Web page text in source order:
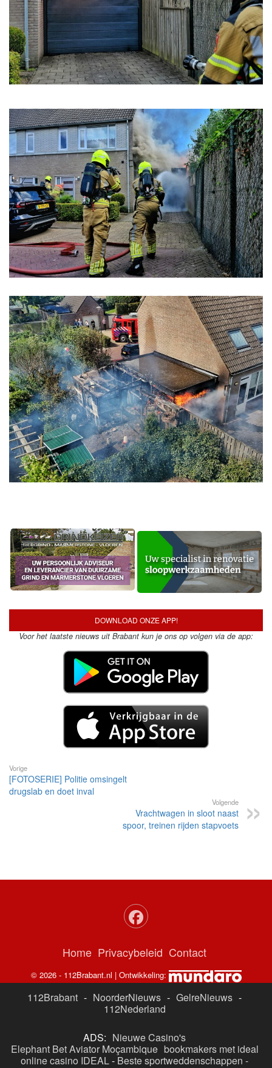
DOWNLOAD ONZE APP!
Voor het laatste nieuws uit Brabant kun je ons op volgen via de app:
Vorige
[FOTOSERIE] Politie omsingelt
drugslab en doet inval
Volgende
Vrachtwagen in sloot naast
spoor, treinen rijden stapvoets
Home Privacybeleid Contact
© 2026 - 112Brabant.nl | Ontwikkeling:
112Brabant - NoorderNieuws - GelreNieuws -
112Nederland
ADS: Nieuwe Casino's
Elephant Bet Aviator Moçambique bookmakers met ideal
online casino IDEAL- Beste sportweddenschappen -